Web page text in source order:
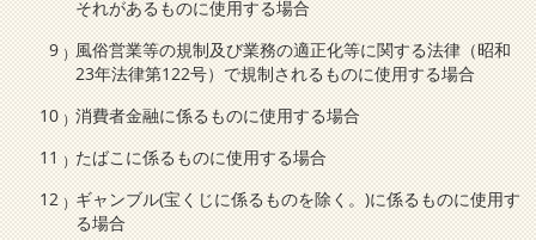
それがあるものに使用する場合
風俗営業等の規制及び業務の適正化等に関する法律（昭和
23年法律第122号）で規制されるものに使用する場合
消費者金融に係るものに使用する場合
たばこに係るものに使用する場合
ギャンブル(宝くじに係るものを除く。)に係るものに使用す
る場合